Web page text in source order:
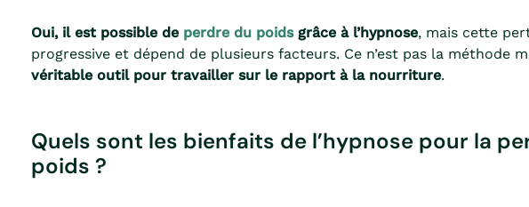
Oui, il est possible de perdre du poidsgrâce à l’hypnose, mais cette
progressive et dépend de plusieurs facteurs. Ce n’est pas la méthode
véritable outil pour travailler sur le rapport à la nourriture.
Quels sont les bienfaits de l’hypnose pour la
poids ?